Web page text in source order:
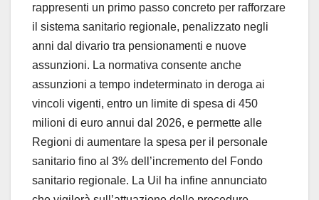
rappresenti un primo passo concreto per rafforzare
il sistema sanitario regionale, penalizzato negli
anni dal divario tra pensionamenti e nuove
assunzioni. La normativa consente anche
assunzioni a tempo indeterminato in deroga ai
vincoli vigenti, entro un limite di spesa di 450
milioni di euro annui dal 2026, e permette alle
Regioni di aumentare la spesa per il personale
sanitario fino al 3% dell’incremento del Fondo
sanitario regionale. La Uil ha infine annunciato